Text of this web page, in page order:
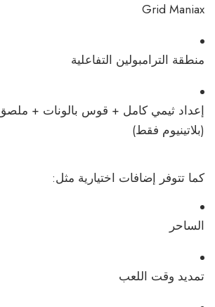
Grid Maniax
منطقة الترامبولين التفاعلية
إعداد ثيمي كامل + قوس بالونات + ملصق
(بلاتينيوم فقط)
كما تتوفر إضافات اختيارية مثل:
الساحر
تمديد وقت اللعب